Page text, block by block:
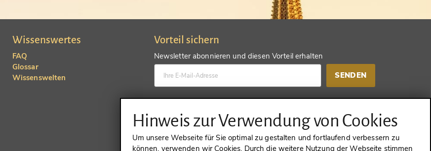
Wissenswertes
FAQ
Glossar
Wissenswelten
Vorteil sichern
Newsletter abonnieren und diesen Vorteil erhalten
SENDEN
SENDEN
Hinweis zur Verwendung von Cookies
Um unsere Webseite für Sie optimal zu gestalten und fortlaufend verbessern zu
können, verwenden wir Cookies. Durch die weitere Nutzung der Webseite stimmen